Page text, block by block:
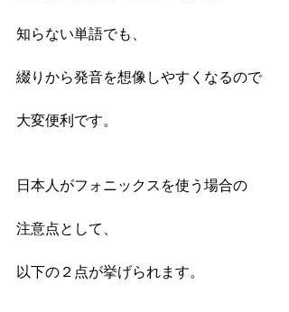
知らない単語でも、
綴りから発音を想像しやすくなるので
大変便利です。
日本人がフォニックスを使う場合の
注意点として、
以下の２点が挙げられます。